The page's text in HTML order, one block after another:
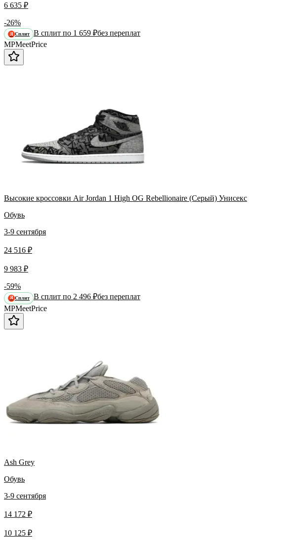
6 635 ₽
-26%
Я Сплит В сплит по 1 659 ₽без переплат
MPMeetPrice
Высокие кроссовки Air Jordan 1 High OG Rebellionaire (Серый) Унисекс
Обувь
3-9 сентября
24 516 ₽
9 983 ₽
-59%
Я Сплит В сплит по 2 496 ₽без переплат
MPMeetPrice
Ash Grey
Обувь
3-9 сентября
14 172 ₽
10 125 ₽